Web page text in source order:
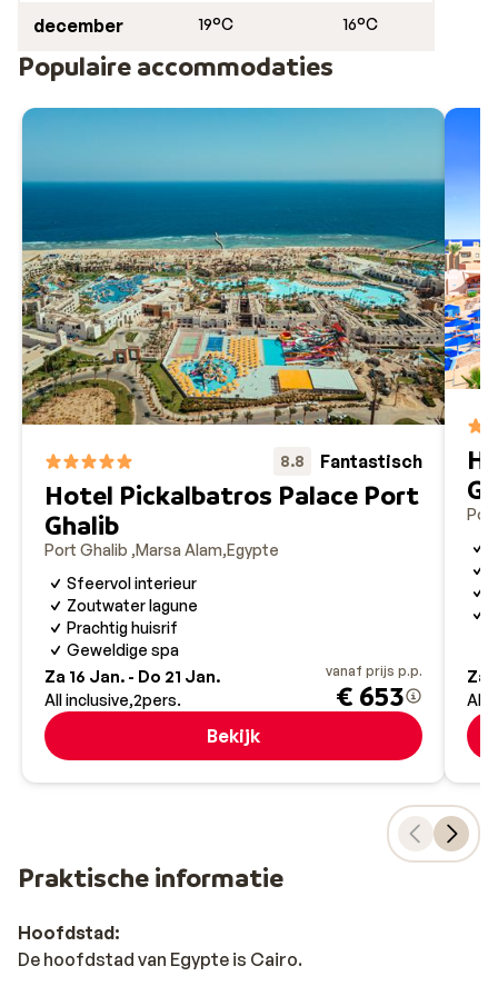
december 19°C 16°C
Populaire accommodaties
8.8 Fantastisch
Hotel Pickalbatros Palace Port
Ghalib
Port Ghalib Marsa Alam Egypte
Sfeervol interieur
Zoutwater lagune
Prachtig huisrif
Geweldige spa
Za 16 Jan. - Do 21 Jan.
All inclusive 2pers.
vanaf prijs p.p.
€ 653
Bekijk
Za
All
Praktische informatie
Hoofdstad:
De hoofdstad van Egypte is Cairo.